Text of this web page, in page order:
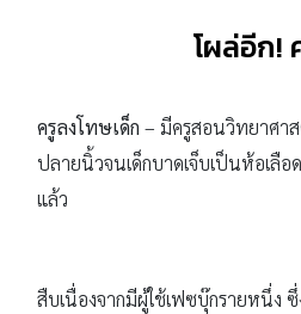
โผล่อีก!
ครูลงโทษเด็ก – มีครูสอนวิทยาศา
ปลายนิ้วจนเด็กบาดเจ็บเป็นห้อเลือ
แล้ว
สืบเนื่องจากมีผู้ใช้เฟซบุ๊กรายหนึ่ง